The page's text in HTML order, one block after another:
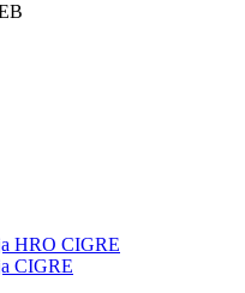
HRO CIGRE
CIGRE